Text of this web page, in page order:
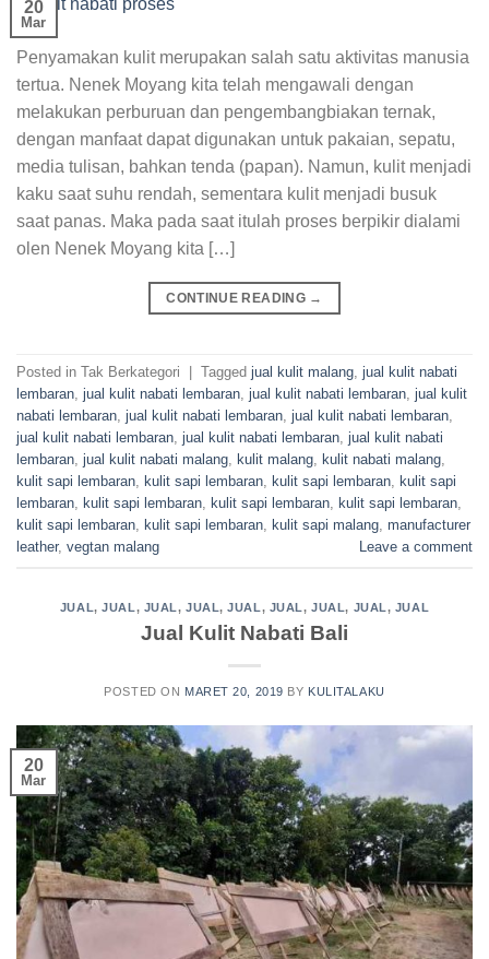
20
Mar
Penyamakan kulit merupakan salah satu aktivitas manusia
tertua. Nenek Moyang kita telah mengawali dengan
melakukan perburuan dan pengembangbiakan ternak,
dengan manfaat dapat digunakan untuk pakaian, sepatu,
media tulisan, bahkan tenda (papan). Namun, kulit menjadi
kaku saat suhu rendah, sementara kulit menjadi busuk
saat panas. Maka pada saat itulah proses berpikir dialami
olen Nenek Moyang kita […]
CONTINUE READING →
Posted in Tak Berkategori Tagged jual kulit malang, jual kulit nabati
lembaran, jual kulit nabati lembaran, jual kulit nabati lembaran, jual kulit
nabati lembaran, jual kulit nabati lembaran, jual kulit nabati lembaran,
jual kulit nabati lembaran, jual kulit nabati lembaran, jual kulit nabati
lembaran, jual kulit nabati malang, kulit malang, kulit nabati malang,
kulit sapi lembaran, kulit sapi lembaran, kulit sapi lembaran, kulit sapi
lembaran, kulit sapi lembaran, kulit sapi lembaran, kulit sapi lembaran,
kulit sapi lembaran, kulit sapi lembaran, kulit sapi malang, manufacturer
leather, vegtan malang Leave a comment
JUAL,JUAL, JUAL, JUAL,JUAL, JUAL,JUAL, JUAL, JUAL
Jual Kulit Nabati Bali
POSTED ON MARET 20, 2019 BY KULITALAKU
20
Mar